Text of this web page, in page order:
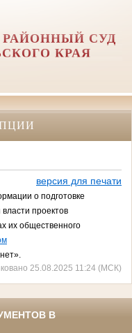
СУД
КРАЯ
версия для печати
о подготовке
проектов
их общественного
25.08.2025 11:24 (МСК)
В